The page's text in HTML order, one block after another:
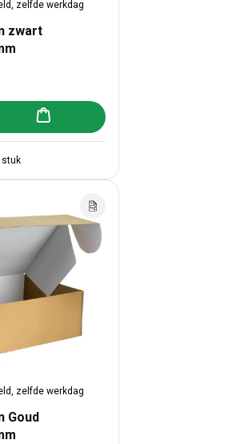
zelfde werkdag
zwart
25x postdozen zwart 380x300x140mm
verhogen voor 25x postdozen zwart
Aan winkelwagen toevoegen
stuk
zelfde werkdag
Goud